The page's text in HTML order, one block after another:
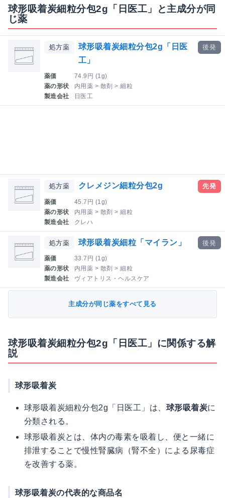
球形吸着炭細粒分包2g「日医工」と主成分が同
じ薬
処方薬
球形吸着炭細粒分包2g「日医
工」
薬価
74.9円 (1g)
薬の形状
内用薬 > 散剤 > 細粒
製造会社
日医工
後発
処方薬 クレメジン細粒分包2g
薬価
45.7円 (1g)
薬の形状
内用薬 > 散剤 > 細粒
製造会社
クレハ
先発
処方薬 球形吸着炭細粒「マイラン」
薬価
33.7円 (1g)
薬の形状
内用薬 > 散剤 > 細粒
製造会社
ヴィアトリス・ヘルスケア
後発
主成分が同じ薬をすべて見る
球形吸着炭細粒分包2g「日医工」に関係する解
説
球形吸着炭
球形吸着炭細粒分包2g「日医工」は、 球形吸着炭に
分類される。
球形吸着炭とは、体内の毒素を吸着し、便と一緒に
排泄することで慢性腎臓病（腎不全）による尿毒症
を改善する薬。
球形吸着炭の代表的な商品名